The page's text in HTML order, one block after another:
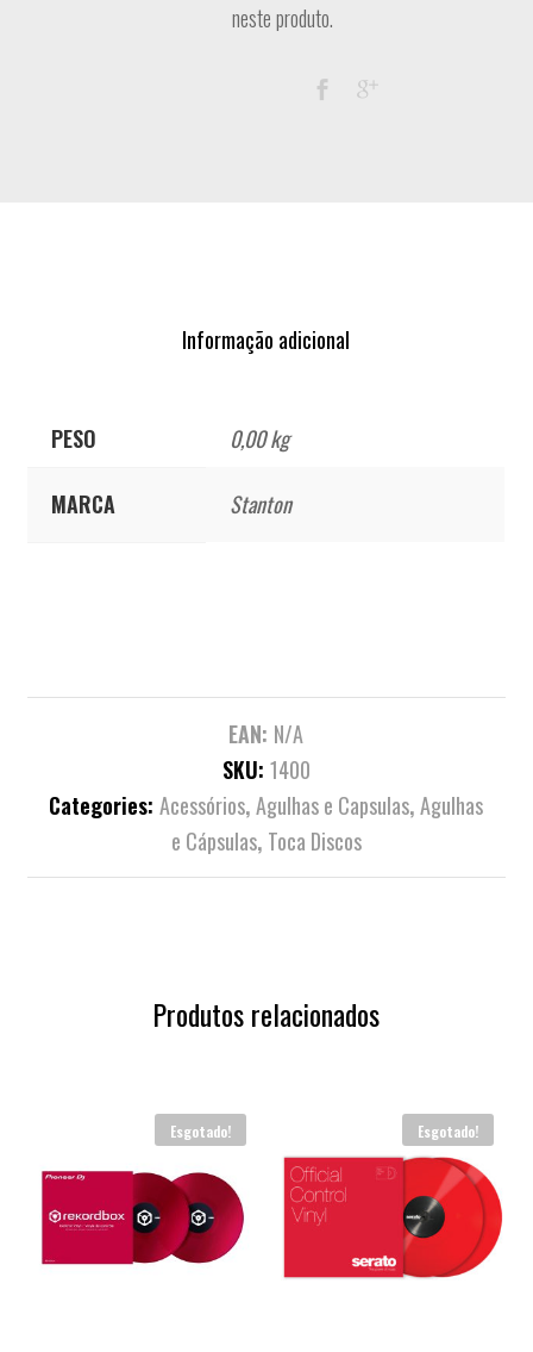
neste produto.
Informação adicional
PESO 0,00 kg
MARCA Stanton
EAN: N/A
SKU: 1400
Categories:Acessórios,Agulhas e Capsulas,Agulhas
e Cápsulas, Toca Discos
Produtos relacionados
Esgotado! Esgotado!